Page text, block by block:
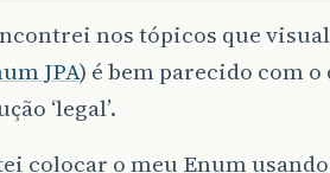
nos tópicos que
JPA) é bem parecido com
‘legal’.
colocar o meu Enum usando